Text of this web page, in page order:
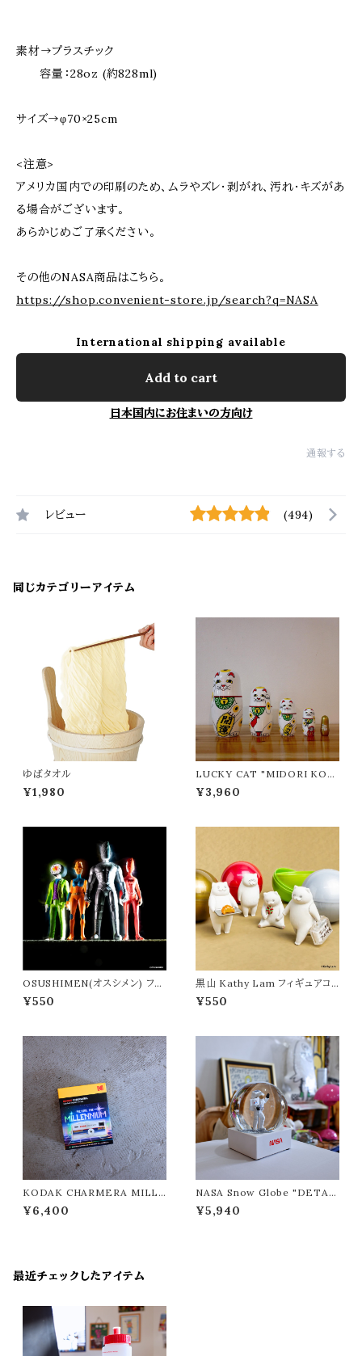
素材→プラスチック
容量：28oz (約828ml)
サイズ→φ70×25cm
<注意>
アメリカ国内での印刷のため、ムラやズレ・剥がれ、汚れ・キズがあ
る場合がございます。
あらかじめご了承ください。
その他のNASA商品はこちら。
https://shop.convenient-store.jp/search?q=NASA
International shipping available
Add to cart
日本国内にお住まいの方向け
通報する
レビュー (494)
同じカテゴリーアイテム
ゆばタオル
¥1,980
LUCKY CAT "MIDORI KOM
ATSU×DETAIL/ミドリコマツ×
ディテール"
¥3,960
OSUSHIMEN(オスシメン) フィ
ギュアコレクション 第2弾 "kene
lephant/ケンエレファント"
¥550
黒山 Kathy Lam フィギュアコ
レクション "kenelephant/ケン
エレファント"
¥550
KODAK CHARMERA MILLE
NNIUM "KODAK/コダック"
¥6,400
NASA Snow Globe "DETAI
L/ディテール"
¥5,940
最近チェックしたアイテム